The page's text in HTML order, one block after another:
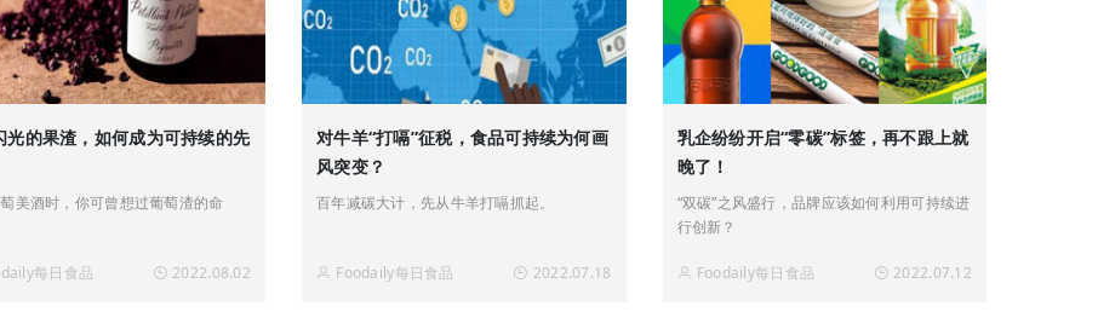
光的果渣，如何成为可持续的先
美酒时，你可曾想过葡萄渣的命
每日食品 2022.08.02
对牛羊“打嗝”征税，食品可持续为何画
风突变？
百年减碳大计，先从牛羊打嗝抓起。
Foodaily每日食品 2022.07.18
乳企纷纷开启“零碳”标签，再不跟上就
晚了！
“双碳”之风盛行，品牌应该如何利用可持续进
行创新？
Foodaily每日食品 2022.07.12